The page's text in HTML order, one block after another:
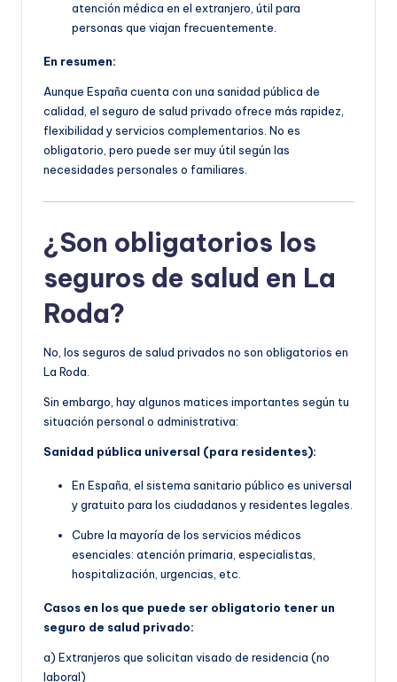
atención médica en el extranjero, útil para
personas que viajan frecuentemente.
En resumen:
Aunque España cuenta con una sanidad pública de
calidad, el seguro de salud privado ofrece más rapidez,
flexibilidad y servicios complementarios. No es
obligatorio, pero puede ser muy útil según las
necesidades personales o familiares.
¿Son obligatorios los
seguros de salud en La
Roda?
No, los seguros de salud privados no son obligatorios en
La Roda.
Sin embargo, hay algunos matices importantes según tu
situación personal o administrativa:
Sanidad pública universal (para residentes):
En España, el sistema sanitario público es universal
y gratuito para los ciudadanos y residentes legales.
Cubre la mayoría de los servicios médicos
esenciales: atención primaria, especialistas,
hospitalización, urgencias, etc.
Casos en los que puede ser obligatorio tener un
seguro de salud privado:
a) Extranjeros que solicitan visado de residencia (no
laboral)